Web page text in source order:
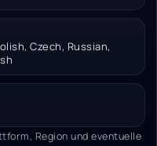
Czech, Russian,
Region und eventuelle